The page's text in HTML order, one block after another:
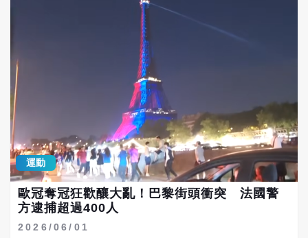
運動
歐冠奪冠狂歡釀大亂！巴黎街頭衝突 法國警
方逮捕超過400人
2026/06/01